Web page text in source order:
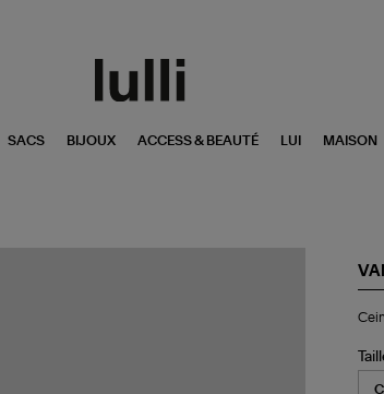
SACS BIJOUX ACCESS & BEAUTÉ LUI MAISON